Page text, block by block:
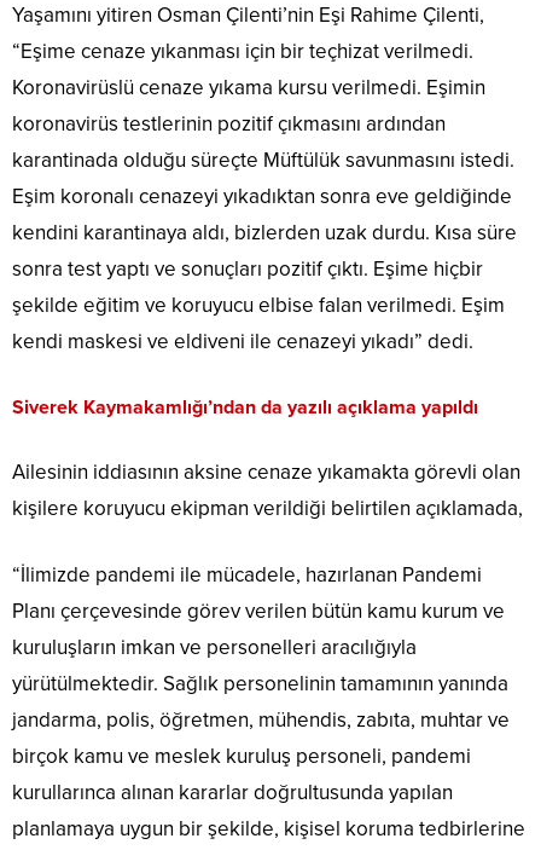
Yaşamını yitiren Osman Çilenti’nin Eşi Rahime Çilenti,
“Eşime cenaze yıkanması için bir teçhizat verilmedi.
Koronavirüslü cenaze yıkama kursu verilmedi. Eşimin
koronavirüs testlerinin pozitif çıkmasını ardından
karantinada olduğu süreçte Müftülük savunmasını istedi.
Eşim koronalı cenazeyi yıkadıktan sonra eve geldiğinde
kendini karantinaya aldı, bizlerden uzak durdu. Kısa süre
sonra test yaptı ve sonuçları pozitif çıktı. Eşime hiçbir
şekilde eğitim ve koruyucu elbise falan verilmedi. Eşim
kendi maskesi ve eldiveni ile cenazeyi yıkadı” dedi.
Siverek Kaymakamlığı’ndan da yazılı açıklama yapıldı
Ailesinin iddiasının aksine cenaze yıkamakta görevli olan
kişilere koruyucu ekipman verildiği belirtilen açıklamada,
“İlimizde pandemi ile mücadele, hazırlanan Pandemi
Planı çerçevesinde görev verilen bütün kamu kurum ve
kuruluşların imkan ve personelleri aracılığıyla
yürütülmektedir. Sağlık personelinin tamamının yanında
jandarma, polis, öğretmen, mühendis, zabıta, muhtar ve
birçok kamu ve meslek kuruluş personeli, pandemi
kurullarınca alınan kararlar doğrultusunda yapılan
planlamaya uygun bir şekilde, kişisel koruma tedbirlerine